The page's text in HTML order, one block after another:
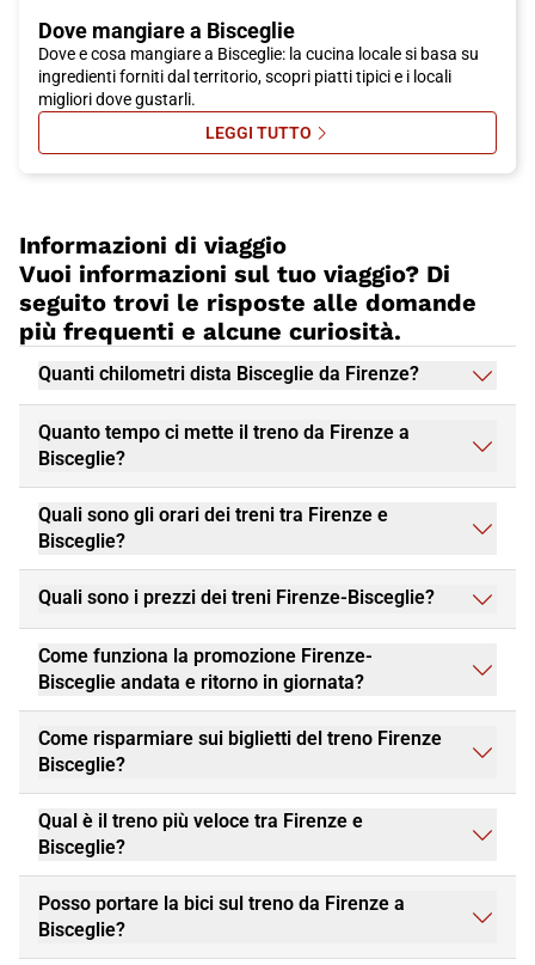
Italo, che offre un servizio comodo e veloce da numerose città
italiane. Con Italo, potrai goderti il viaggio in tutta tranquillità,
senza preoccuparti del traffico o del parcheggio, e arrivare a
Bisceglie in modo facile e conveniente. Prenota subito il tuo
biglietto Italo e preparati a vivere un'esperienza indimenticabile
nella splendida città di Bisceglie.
Dove mangiare a Bisceglie
Dove e cosa mangiare a Bisceglie: la cucina locale si basa su
ingredienti forniti dal territorio, scopri piatti tipici e i locali
migliori dove gustarli.
LEGGI TUTTOSU DOVE MANGIARE A BISCEGLIE
Informazioni di viaggio
Vuoi informazioni sul tuo viaggio? Di
seguito trovi le risposte alle domande
più frequenti e alcune curiosità.
Quanti chilometri dista Bisceglie da Firenze?
Quanto tempo ci mette il treno da Firenze a
Bisceglie?
Quali sono gli orari dei treni tra Firenze e
Bisceglie?
Quali sono i prezzi dei treni Firenze-Bisceglie?
Come funziona la promozione Firenze-
Bisceglie andata e ritorno in giornata?
Come risparmiare sui biglietti del treno Firenze
Bisceglie?
Qual è il treno più veloce tra Firenze e
Bisceglie?
Posso portare la bici sul treno da Firenze a
Bisceglie?